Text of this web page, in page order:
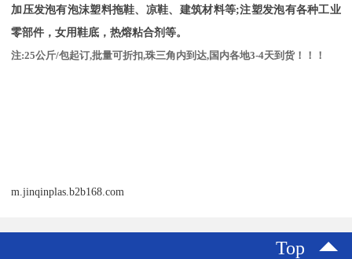
加压发泡有泡沫塑料拖鞋、凉鞋、建筑材料等;注塑发泡有各种工业
零部件，女用鞋底，热熔粘合剂等。
注:25公斤/包起订,批量可折扣,珠三角内到达,国内各地3-4天到货！！！
m.jinqinplas.b2b168.com
Top